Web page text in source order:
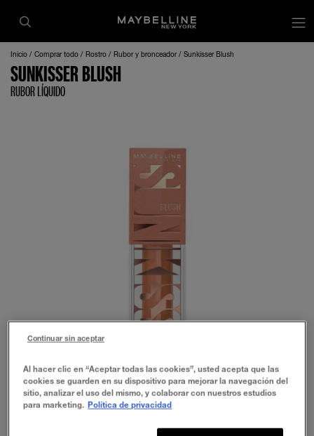
Inicio Comprar todo Rostro Rubor y bronceador Sunkisser Blush
SUNKISSER BLUSH
RUBOR LÍQUIDO
PRUÉBALO
Al hacer clic en “Aceptar todas las cookies”, usted acepta que las
cookies se guarden en su dispositivo para mejorar la navegación del
sitio, analizar el uso del mismo, y colaborar con nuestros estudios
para marketing. Política de privacidad
Continuar sin aceptar